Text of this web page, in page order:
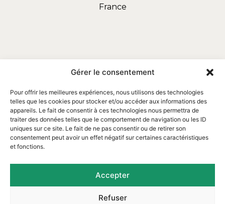
Gérer le consentement
Pour offrir les meilleures expériences, nous utilisons des technologies
telles que les cookies pour stocker et/ou accéder aux informations des
appareils. Le fait de consentir à ces technologies nous permettra de
traiter des données telles que le comportement de navigation ou les ID
uniques sur ce site. Le fait de ne pas consentir ou de retirer son
consentement peut avoir un effet négatif sur certaines caractéristiques
et fonctions.
Accepter
Refuser
Email : contact@assofortrop.fr​
France